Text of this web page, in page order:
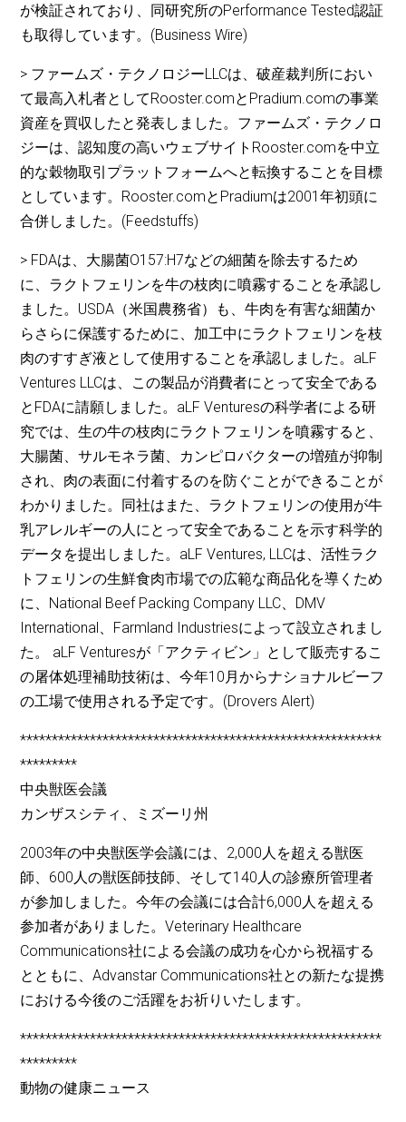
が検証されており、同研究所のPerformance Tested認証
も取得しています。(Business Wire)
> ファームズ・テクノロジーLLCは、破産裁判所におい
て最高入札者としてRooster.comとPradium.comの事業
資産を買収したと発表しました。ファームズ・テクノロ
ジーは、認知度の高いウェブサイトRooster.comを中立
的な穀物取引プラットフォームへと転換することを目標
としています。Rooster.comとPradiumは2001年初頭に
合併しました。(Feedstuffs)
> FDAは、大腸菌O157:H7などの細菌を除去するため
に、ラクトフェリンを牛の枝肉に噴霧することを承認し
ました。USDA（米国農務省）も、牛肉を有害な細菌か
らさらに保護するために、加工中にラクトフェリンを枝
肉のすすぎ液として使用することを承認しました。aLF
Ventures LLCは、この製品が消費者にとって安全である
とFDAに請願しました。aLF Venturesの科学者による研
究では、生の牛の枝肉にラクトフェリンを噴霧すると、
大腸菌、サルモネラ菌、カンピロバクターの増殖が抑制
され、肉の表面に付着するのを防ぐことができることが
わかりました。同社はまた、ラクトフェリンの使用が牛
乳アレルギーの人にとって安全であることを示す科学的
データを提出しました。aLF Ventures, LLCは、活性ラク
トフェリンの生鮮食肉市場での広範な商品化を導くため
に、National Beef Packing Company LLC、DMV
International、Farmland Industriesによって設立されまし
た。 aLF Venturesが「アクティビン」として販売するこ
の屠体処理補助技術は、今年10月からナショナルビーフ
の工場で使用される予定です。(Drovers Alert)
*********************************************************
*********
中央獣医会議
カンザスシティ、ミズーリ州
2003年の中央獣医学会議には、2,000人を超える獣医
師、600人の獣医師技師、そして140人の診療所管理者
が参加しました。今年の会議には合計6,000人を超える
参加者がありました。Veterinary Healthcare
Communications社による会議の成功を心から祝福する
とともに、Advanstar Communications社との新たな提携
における今後のご活躍をお祈りいたします。
*********************************************************
*********
動物の健康ニュース